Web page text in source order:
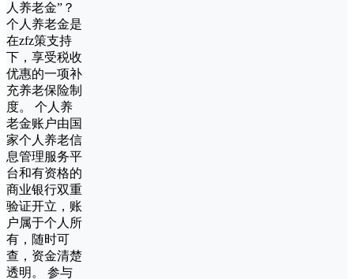
人养老金”？
个人养老金是
在zfz策支持
下，享受税收
优惠的一项补
充养老保险制
度。 个人养
老金账户由国
家个人养老信
息管理服务平
台和有资格的
商业银行双重
验证开立，账
户属于个人所
有，随时可
查，资金清楚
透明。 参与